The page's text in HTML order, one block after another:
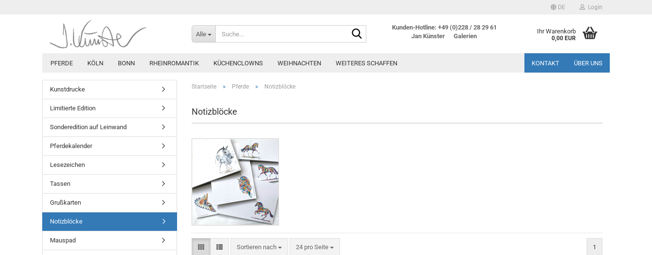
DE Login
Alle
Kunden-Hotline: +49 (0)228 / 28 29 61
Jan Künster
Galerien
Ihr Warenkorb
0,00 EUR
PFERDE KÖLN BONN RHEINROMANTIK KÜCHENCLOWNS WEIHNACHTEN WEITERES SCHAFFEN KONTAKT ÜBER UNS
Startseite » Pferde » Notizblöcke
Notizblöcke
Sortieren nach
Sortieren nach 24 pro Seite
pro Seite 1
Kunstdrucke
Limitierte Edition
Sonderedition auf Leinwand
Pferdekalender
Lesezeichen
Tassen
Grußkarten
Notizblöcke
Mauspad